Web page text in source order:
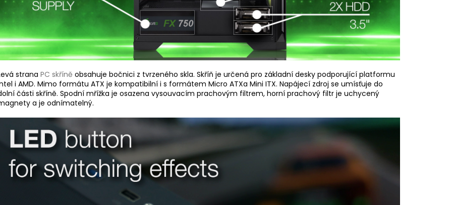
strana PC skříně obsahuje bočnici z tvrzeného skla. Skříň je určená pro základní desky podporující platformu
i AMD. Mimo formátu ATX je kompatibilní i s formátem Micro ATXa Mini ITX. Napájecí zdroj se umísťuje do
části skříně. Spodní mřížka je osazena vysouvacím prachovým filtrem, horní prachový filtr je uchycený
a je odnímatelný.